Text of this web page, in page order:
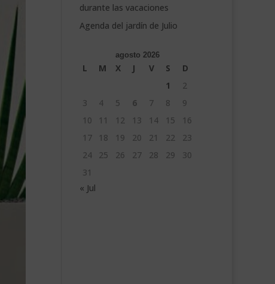
durante las vacaciones
Agenda del jardín de Julio
agosto 2026
L M X J V S
D
1
2
3
4 5 6 7 8
9
10
11 12 13 14 15
16
17
18 19 20 21 22
23
24
25 26 27 28 29
30
31
« Jul